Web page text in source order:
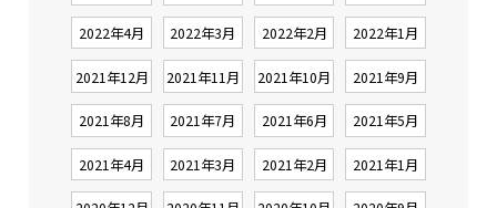
2022年4月 2022年3月 2022年2月 2022年1月
2021年12月 2021年11月 2021年10月 2021年9月
2021年8月 2021年7月 2021年6月 2021年5月
2021年4月 2021年3月 2021年2月 2021年1月